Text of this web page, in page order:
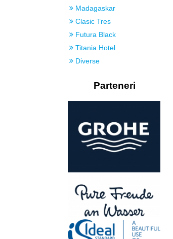
Madagaskar
Clasic Tres
Futura Black
Titania Hotel
Diverse
Parteneri